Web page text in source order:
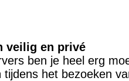
veilig en privé
ben je heel erg
het bezoeken